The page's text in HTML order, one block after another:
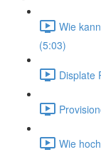
Wie
(5:03)
Displate
Wie